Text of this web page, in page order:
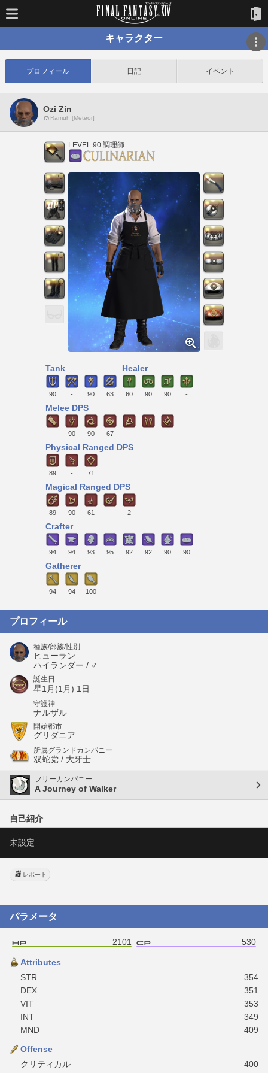
キャラクター
プロフィール 日記 イベント
Ozi Zin
Ramuh [Meteor]
LEVEL 90 調理師
Tank
90 - 90 63
Healer
60 90 90 -
Melee DPS
- 90 90 67 - - -
Physical Ranged DPS
89 - 71
Magical Ranged DPS
89 90 61 - 2
Crafter
94 94 93 95 92 92 90 90
Gatherer
94 94 100
プロフィール
種族/部族/性別
ヒューラン
ハイランダー / ♂
誕生日
星1月(1月) 1日
守護神
ナルザル
開始都市
グリダニア
所属グランドカンパニー
双蛇党 / 大牙士
フリーカンパニー
A Journey of Walker
自己紹介
未設定
レポート
パラメータ
2101 530
Attributes
STR
354
DEX
351
VIT
353
INT
349
MND
409
Offense
クリティカル
400